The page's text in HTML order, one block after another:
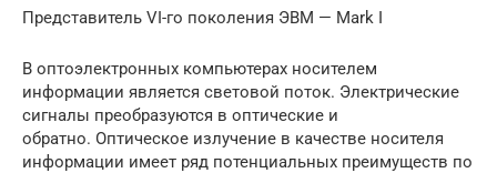
Представитель VI-го поколения ЭВМ — Mark I
В оптоэлектронных компьютерах носителем
информации является световой поток. Электрические
сигналы преобразуются в оптические и
обратно. Оптическое излучение в качестве носителя
информации имеет ряд потенциальных преимуществ по